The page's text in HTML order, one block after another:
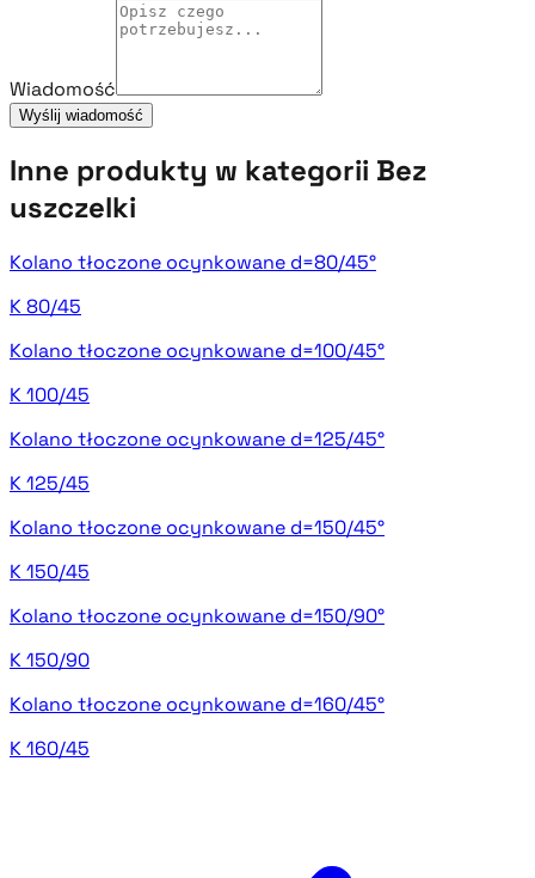
Wiadomość
Wyślij wiadomość
Inne produkty w kategorii Bez
uszczelki
Kolano tłoczone ocynkowane d=80/45°
K 80/45
Kolano tłoczone ocynkowane d=100/45°
K 100/45
Kolano tłoczone ocynkowane d=125/45°
K 125/45
Kolano tłoczone ocynkowane d=150/45°
K 150/45
Kolano tłoczone ocynkowane d=150/90°
K 150/90
Kolano tłoczone ocynkowane d=160/45°
K 160/45